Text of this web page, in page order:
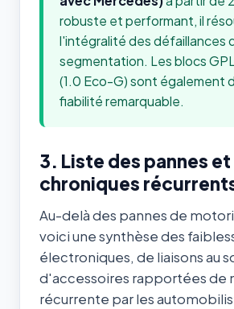
robuste et performant, il
l'intégralité des défaillances
segmentation. Les blocs
(1.0 Eco-G) sont également
fiabilité remarquable.
3. Liste des pannes
chroniques
Au-delà des pannes de
voici une synthèse des
électroniques, de liaisons au
d'accessoires rapportées de
récurrente par les